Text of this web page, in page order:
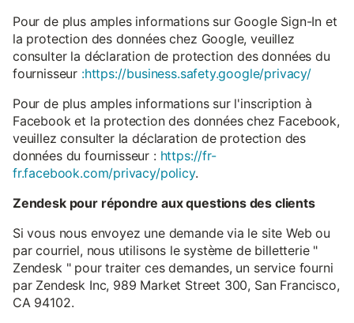
Pour de plus amples informations sur Google Sign-In et
la protection des données chez Google, veuillez
consulter la déclaration de protection des données du
fournisseur :https://business.safety.google/privacy/
Pour de plus amples informations sur l'inscription à
Facebook et la protection des données chez Facebook,
veuillez consulter la déclaration de protection des
données du fournisseur : https://fr-
fr.facebook.com/privacy/policy.
Zendesk pour répondre aux questions des clients
Si vous nous envoyez une demande via le site Web ou
par courriel, nous utilisons le système de billetterie "
Zendesk " pour traiter ces demandes, un service fourni
par Zendesk Inc, 989 Market Street 300, San Francisco,
CA 94102.